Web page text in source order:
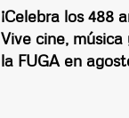
¡Celebra los 488
Vive cine,
la FUGA en